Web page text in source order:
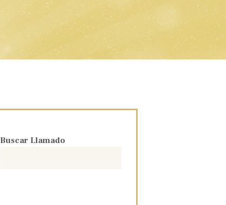
Buscar Llamado